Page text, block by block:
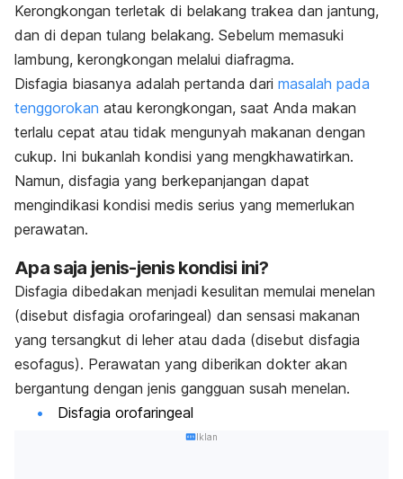
Kerongkongan terletak di belakang trakea dan jantung,
dan di depan tulang belakang. Sebelum memasuki
lambung, kerongkongan melalui diafragma.
Disfagia biasanya adalah pertanda dari masalah pada
tenggorokan atau kerongkongan, saat Anda makan
terlalu cepat atau tidak mengunyah makanan dengan
cukup. Ini bukanlah kondisi yang mengkhawatirkan.
Namun, disfagia yang berkepanjangan dapat
mengindikasi kondisi medis serius yang memerlukan
perawatan.
Apa saja jenis-jenis kondisi ini?
Disfagia dibedakan menjadi kesulitan memulai menelan
(disebut disfagia orofaringeal) dan sensasi makanan
yang tersangkut di leher atau dada (disebut disfagia
esofagus). Perawatan yang diberikan dokter akan
bergantung dengan jenis gangguan susah menelan.
Disfagia orofaringeal
Iklan